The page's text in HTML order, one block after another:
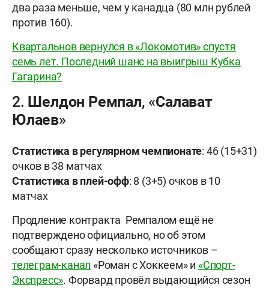
два раза меньше, чем у канадца (80 млн рублей
против 160).
Квартальнов вернулся в «Локомотив» спустя
семь лет. Последний шанс на выигрыш Кубка
Гагарина?
2. Шелдон Ремпал, «Салават
Юлаев»
Статистика в регулярном чемпионате: 46 (15+31)
очков в 38 матчах
Статистика в плей-офф: 8 (3+5) очков в 10
матчах
Продление контракта Ремпалом ещё не
подтверждено официально, но об этом
сообщают сразу несколько источников –
телеграм-канал «Роман с Хоккеем» и «Спорт-
Экспресс». Форвард провёл выдающийся сезон